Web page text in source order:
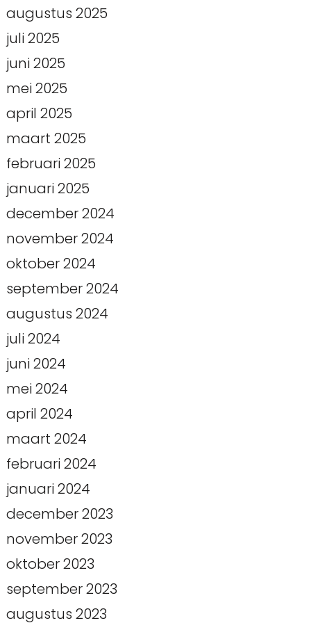
augustus 2025
juli 2025
juni 2025
mei 2025
april 2025
maart 2025
februari 2025
januari 2025
december 2024
november 2024
oktober 2024
september 2024
augustus 2024
juli 2024
juni 2024
mei 2024
april 2024
maart 2024
februari 2024
januari 2024
december 2023
november 2023
oktober 2023
september 2023
augustus 2023